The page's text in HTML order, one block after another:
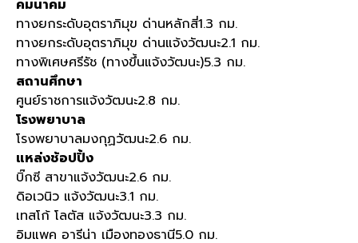
คมนาคม
ทางยกระดับอุตราภิมุข ด่านหลักสี่1.3 กม.
ทางยกระดับอุตราภิมุข ด่านแจ้งวัฒนะ2.1 กม.
ทางพิเศษศรีรัช (ทางขึ้นแจ้งวัฒนะ)5.3 กม.
สถานศึกษา
ศูนย์ราชการแจ้งวัฒนะ2.8 กม.
โรงพยาบาล
โรงพยาบาลมงกุฏวัฒนะ2.6 กม.
แหล่งช้อปปิ้ง
บิ๊กซี สาขาแจ้งวัฒนะ2.6 กม.
ดิอเวนิว แจ้งวัฒนะ3.1 กม.
เทสโก้ โลตัส แจ้งวัฒนะ3.3 กม.
อิมแพค อารีน่า เมืองทองธานี5.0 กม.